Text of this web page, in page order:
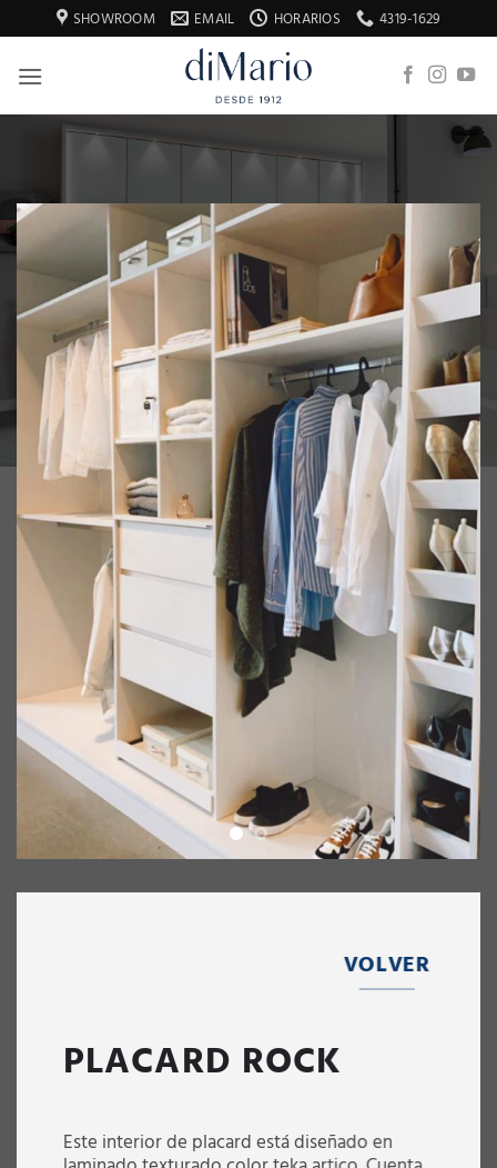
al
contenido
SHOWROOM EMAIL HORARIOS 4319-1629
VOLVER
PLACARD ROCK
Este interior de placard está diseñado en